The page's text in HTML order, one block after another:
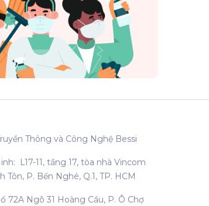
Thông và Công Nghệ Bessi
L17-11, tầng 17, tòa nhà Vincom
Tôn, P. Bến Nghé, Q.1, TP. HCM
72A Ngõ 31 Hoàng Cầu, P. Ô Chợ